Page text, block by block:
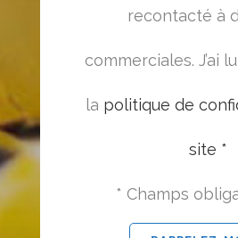
recontacté à
commerciales. J’ai
la politique de
site *
* Champs